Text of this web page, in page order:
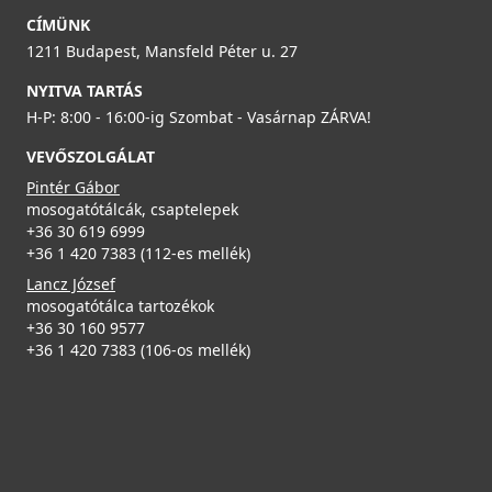
ELLECI - Csaptelep Neva G59 antracit
MGKNEV59
119 990 Ft
Részletek
FF35
Részletek
ELLECI - Tisztítószer, zsírtalanító és tisztító spray
mosogatótálcákhoz
DLL01602
95 990 Ft
ELLECI - Gránit mosogatótálca Life 450 G62
LG245062
95 990 Ft
CÍMÜNK
1211 Budapest, Mansfeld Péter u. 27
NYITVA TARTÁS
H-P: 8:00 - 16:00-ig Szombat - Vasárnap ZÁRVA!
VEVŐSZOLGÁLAT
Pintér Gábor
mosogatótálcák, csaptelepek
+36 30 619 6999
+36 1 420 7383 (112-es mellék)
Lancz József
mosogatótálca tartozékok
+36 30 160 9577
+36 1 420 7383 (106-os mellék)